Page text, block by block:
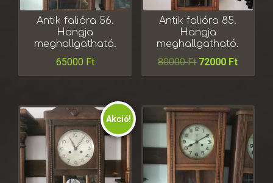
Antik falióra 56.
Hangja
meghallgatható.
65000 Ft
Antik falióra 85.
Hangja
meghallgatható.
80000Ft 72000 Ft
Akció!